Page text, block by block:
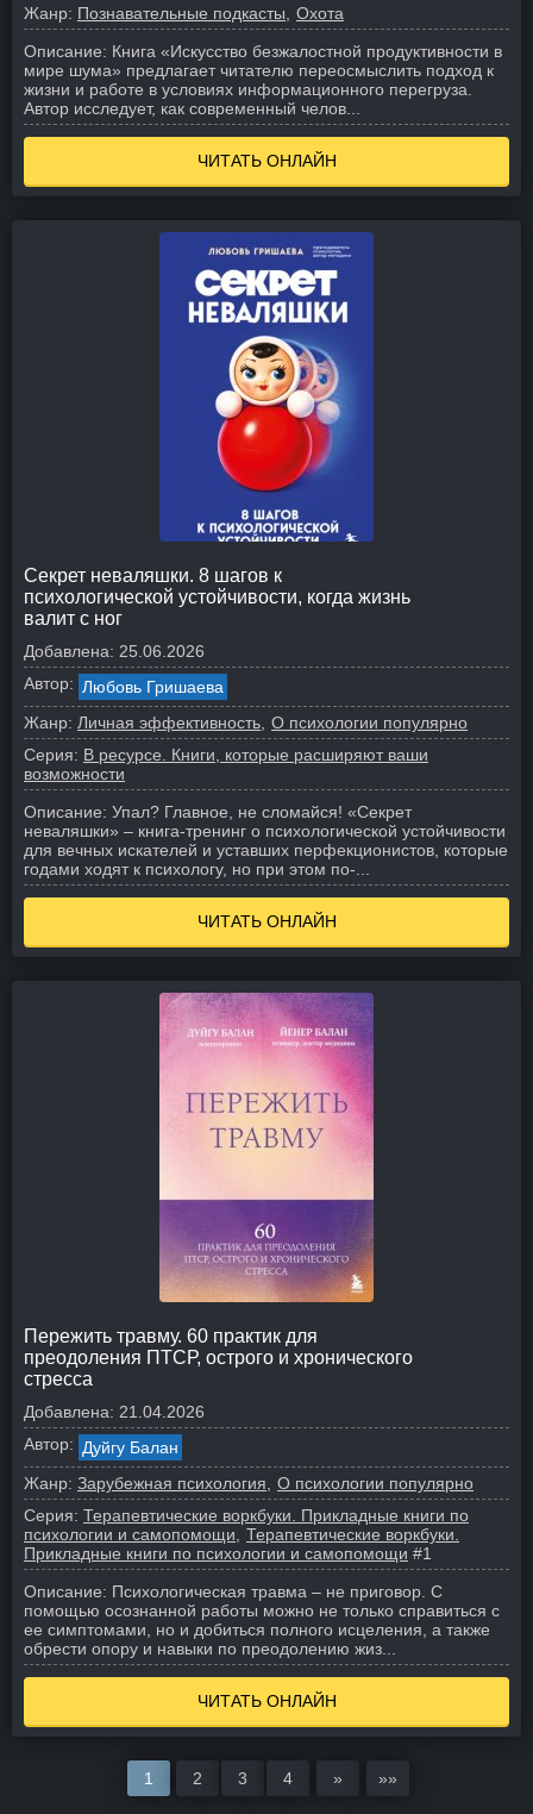
Жанр: Познавательные подкасты
Охота
Описание: Книга «Искусство безжалостной продуктивности в
мире шума» предлагает читателю переосмыслить подход к
жизни и работе в условиях информационного перегруза.
Автор исследует, как современный челов...
ЧИТАТЬ ОНЛАЙН
Секрет неваляшки. 8 шагов к
психологической устойчивости, когда жизнь
валит с ног
Добавлена: 25.06.2026
Автор: Любовь Гришаева
Жанр: Личная эффективность О психологии популярно
Серия: В ресурсе. Книги, которые расширяют ваши
возможности
Описание: Упал? Главное, не сломайся! «Секрет
неваляшки» – книга-тренинг о психологической устойчивости
для вечных искателей и уставших перфекционистов, которые
годами ходят к психологу, но при этом по-...
ЧИТАТЬ ОНЛАЙН
Пережить травму. 60 практик для
преодоления ПТСР, острого и хронического
стресса
Добавлена: 21.04.2026
Автор: Дуйгу Балан
Жанр: Зарубежная психология
О психологии популярно
Серия: Терапевтические воркбуки. Прикладные книги по
психологии и самопомощи
Терапевтические воркбуки.
Прикладные книги по психологии и самопомощи #1
Описание: Психологическая травма – не приговор. С
помощью осознанной работы можно не только справиться с
ее симптомами, но и добиться полного исцеления, а также
обрести опору и навыки по преодолению жиз...
ЧИТАТЬ ОНЛАЙН
1 2 3 4 » »»